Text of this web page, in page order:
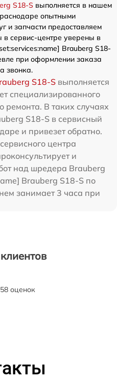
S18-S выполняется в нашем
опытными
и запчасти предоставляем
сервис-центре уверены в
Brauberg S18-
при оформлении заказа
звонка.
S18-S выполняется
специализированного
ремонта. В таких случаях
S18-S в сервисный
и привезет обратно.
центра
и
над шредера Brauberg
Brauberg S18-S по
занимает 3 часа при
оценок